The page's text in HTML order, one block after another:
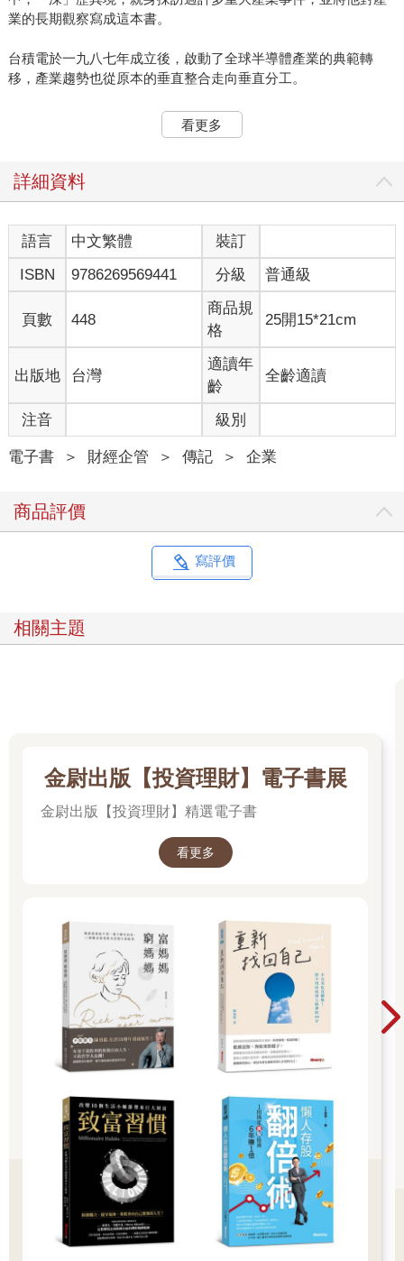
業的長期觀察寫成這本書。
台積電於一九八七年成立後，啟動了全球半導體產業的典範轉
移，產業趨勢也從原本的垂直整合走向垂直分工。
晶圓代工的技術含量高，投資金額也相當大，有非常高的進入門
檻。尤其高科技景氣起起伏伏，半導體技術要持續發展，就需要
視，缺乏長期持續穩定的投資，造成DRAM領域後來被日、韓等
八○年代中期，矽谷的華人創立了許多IC設計公司。基於產業分工
的思維，他們到亞洲找生產代工廠。然而，先前的整合元件製造
廠（IDM）是垂直整合的經營模式，都是在有閒置產能的情況
下，才會替他們服務，因此當這些IC設計公司有特殊需求時，往
往無法獲得所需要的服務。
而台積電創辦人張忠謀先生是美國半導體業最資深的經理人之
一，他曾任職美國德州儀器公司，並擔任過積體電路部門總經
理。他看到IDM的盲點，因此回台擔任工研院院長，後來又創辦
了台積電，提供晶圓代工服務。
當年，聯電原本也是走IDM的經營模式，後來發現美國有許多IC
就在台積電成長與茁壯的同時，聯電啟動了五合一，讓聯電的生
產規模一度與台積電旗鼓相當，技術能力也相當。在當時，晶圓
雙雄可謂形成了強烈的競爭態勢。
五合一後急起直追，台積電決定合併德碁與世大，以拉大與聯電
是在發動智財戰爭來保護關鍵技術，以拉開與競爭者的距離。
台灣的定位，就是要做世界的朋友，與大陸、韓國、日本都不相
因為台灣的企業不會威脅到合作夥伴，在全球垂直分工的生態體
系中，所有合作夥伴也都樂於與台灣攜手共創價值。
台積電以其開放式的創新平台，站在半導體產業的制高點，以王
道的思維與合作夥伴共創價值並兼顧所有利益相關者的相對利益
平衡，不僅對整個生態圈都有利，也促進整個生態的蓬勃發展。
本書作者這三十年來，經歷半導體業界相當多重要事件，他更是
少數具有理工背景且文筆佳的記者。透過他對高科技產業的長期
觀察與分析，並把這些事件的重要經驗及教訓，以及台積電致勝
關鍵的點點滴滴記錄下來，很值得大家參考，在此將本書推薦給
看更多
詳細資料
語言 中文繁體
裝訂
ISBN
9786269569441 分級 普通級
頁數 448
商品規
格
25開15*21cm
出版地 台灣
適讀年
齡
全齡適讀
注音 級別
電子書 ＞ 財經企管 ＞ 傳記 ＞ 企業
商品評價
寫評價
相關主題
金尉出版【投資理財】電子書展
金尉出版【投資理財】精選電子書
看更多